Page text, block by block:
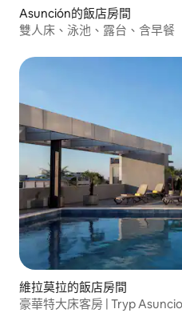
Asunción的飯店房間
雙人床、泳池、露台、含早餐
維拉莫拉的飯店房間
豪華特大床客房 | Tryp